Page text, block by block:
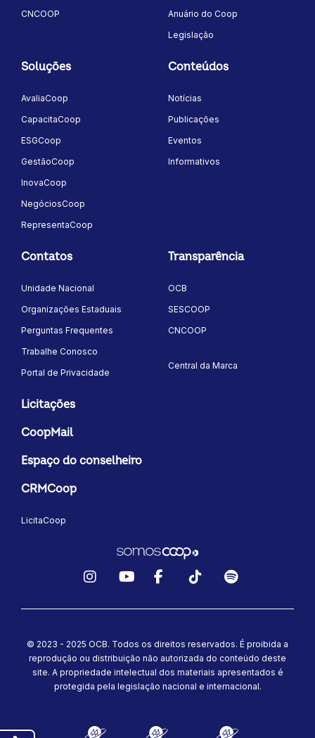
CNCOOP
Anuário do Coop
Legislação
Soluções
AvaliaCoop
CapacitaCoop
ESGCoop
GestãoCoop
InovaCoop
NegóciosCoop
RepresentaCoop
Conteúdos
Notícias
Publicações
Eventos
Informativos
Contatos
Unidade Nacional
Organizações Estaduais
Perguntas Frequentes
Trabalhe Conosco
Portal de Privacidade
Transparência
OCB
SESCOOP
CNCOOP
Central da Marca
Licitações
CoopMail
Espaço do conselheiro
CRMCoop
LicitaCoop
© 2023 - 2025 OCB. Todos os direitos reservados. É proibida a
reprodução ou distribuição não autorizada do conteúdo deste
site. A propriedade intelectual dos materiais apresentados é
protegida pela legislação nacional e internacional.